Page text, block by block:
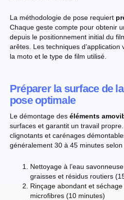
La méthodologie de pose requiert
Chaque geste compte pour obtenir
depuis le positionnement initial du
arêtes. Les techniques
la moto et le type de film utilisé.
Préparer la surface de
pose optimale
Le démontage des éléments
surfaces et garantit un travail
clignotants et carénages
généralement 30 à 45 minutes selon
Nettoyage à l’eau
graisses et résidus routiers
Rinçage abondant et
microfibres (10 minutes)